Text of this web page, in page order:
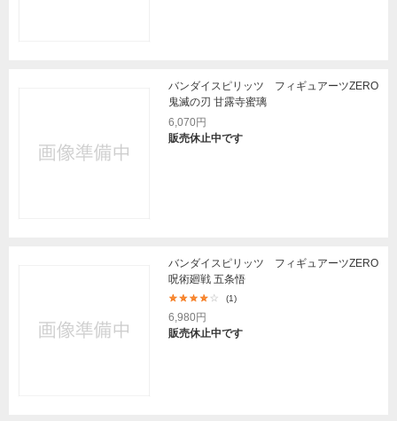
バンダイスピリッツ フィギュアーツZERO
鬼滅の刃 甘露寺蜜璃
6,070円
販売休止中です
バンダイスピリッツ フィギュアーツZERO
呪術廻戦 五条悟
(1)
6,980円
販売休止中です